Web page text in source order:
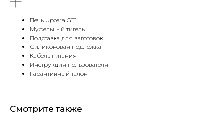
Печь Upcera GT1
Муфельный тигель
Подставка для заготовок
Силиконовая подложка
Кабель питания
Инструкция пользователя
Гарантийный талон
Смотрите также